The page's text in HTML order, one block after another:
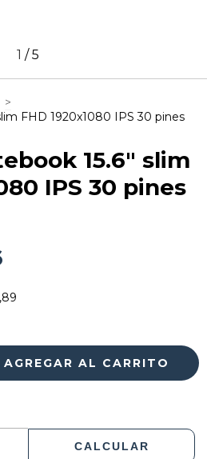
1 /5
>
FHD 1920x1080 IPS 30 pines
15.6" slim
IPS 30 pines
CALCULAR